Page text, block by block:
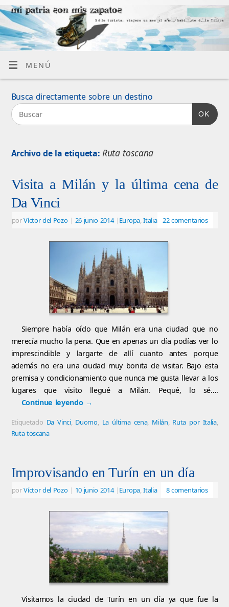
MENÚ
Busca directamente sobre un destino
OK
Archivo de la etiqueta: Ruta toscana
Visita a Milán y la última cena de
Da Vinci
porVíctor del Pozo | 26 junio 2014 | Europa,Italia 22 comentarios
Siempre había oído que Milán era una ciudad que no
merecía mucho la pena. Que en apenas un día podías ver lo
imprescindible y largarte de allí cuanto antes porque
además no era una ciudad muy bonita de visitar. Bajo esta
premisa y condicionamiento que nunca me gusta llevar a los
lugares que visito llegué a Milán. Pequé, lo sé….
Continue leyendo →
Etiquetado Da Vinci, Duomo, La última cena, Milán, Ruta por Italia,
Ruta toscana
Improvisando en Turín en un día
porVíctor del Pozo | 10 junio 2014 | Europa,Italia 8 comentarios
Visitamos la ciudad de Turín en un día ya que fue la